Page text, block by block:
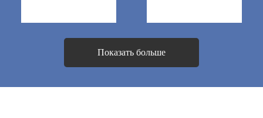
Показать больше